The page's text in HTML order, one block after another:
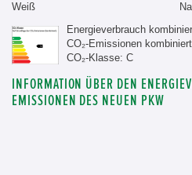
Weiß
Energieverbrauch
CO₂-Emissionen
CO₂-Klasse: C
INFORMATION ÜBER DEN
EMISSIONEN DES NEUEN PKW